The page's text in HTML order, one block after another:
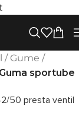
/ Gume /
sportube
50 presta ventil